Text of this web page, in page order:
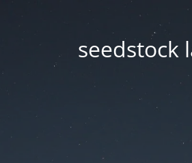
seedstock